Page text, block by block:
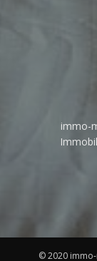
immo-
© 2020